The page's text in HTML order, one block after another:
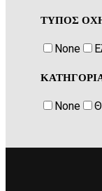
ΤΥΠΟΣ
None
None